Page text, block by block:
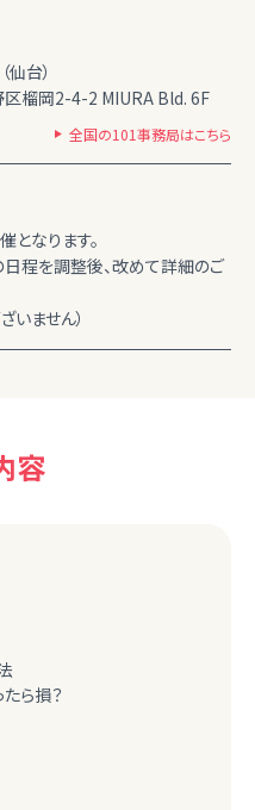
台）
榴岡2-4-2 MIURA Bld. 6F
全国の101事務局はこちら
となります。
日程を調整後、改めて詳細のご
いません）
容
ら損？